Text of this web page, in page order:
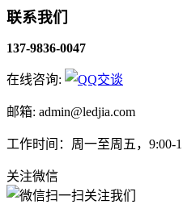
联系我们
137-9836-0047
在线咨询:
邮箱: admin@ledjia.com
工作时间：周一至周五，9:00-
关注微信